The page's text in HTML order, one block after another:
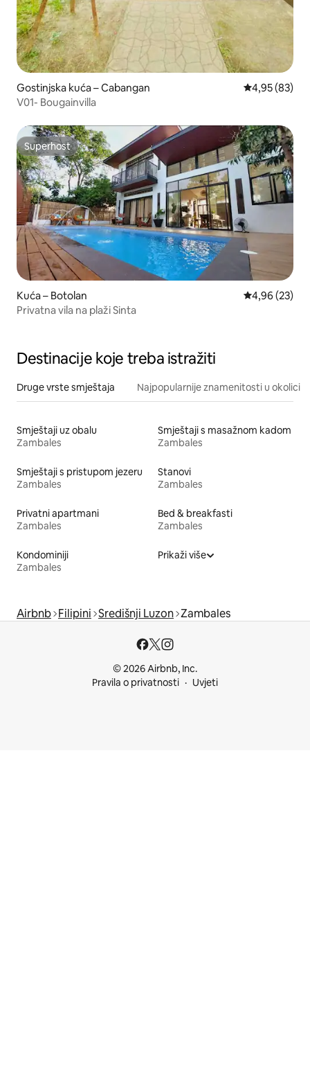
Gostinjska kuća – Cabangan Prosječna
4,95 (83)
V01- Bougainvilla
Superhost
Superhost
Kuća – Botolan Prosječna
4,96 (23)
Privatna vila na plaži Sinta
Destinacije koje treba istražiti
Druge vrste smještaja Najpopularnije znamenitosti u okolici
Smještaji uz obalu
Zambales
Smještaji s masažnom kadom
Zambales
Smještaji s pristupom jezeru
Zambales
Stanovi
Zambales
Privatni apartmani
Zambales
Bed & breakfasti
Zambales
Kondominiji
Zambales
Prikaži više
Airbnb Filipini Središnji Luzon Zambales
© 2026 Airbnb, Inc.
Pravila o privatnosti
Uvjeti